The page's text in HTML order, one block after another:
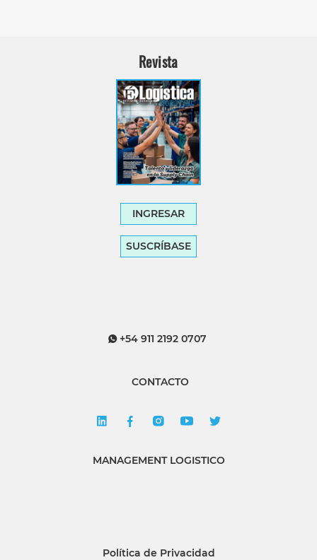
Revista
INGRESAR
SUSCRÍBASE
+54 911 2192 0707
CONTACTO
MANAGEMENT LOGISTICO
Política de Privacidad